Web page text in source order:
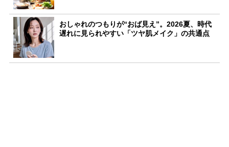
おしゃれのつもりが“おば見え”。2026夏、時代
遅れに見られやすい「ツヤ肌メイク」の共通点